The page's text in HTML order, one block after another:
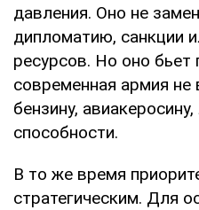
давления. Оно не
дипломатию, санкции
ресурсов. Но оно бьет
современная армия
бензину,
способности.
В то же время
стратегическим. Для